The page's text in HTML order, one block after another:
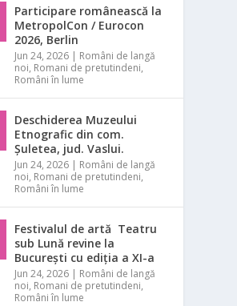
Participare românească la
MetropolCon / Eurocon
2026, Berlin
Jun 24, 2026 | Români de langă
noi, Romani de pretutindeni,
Români în lume
Deschiderea Muzeului
Etnografic din com.
Șuletea, jud. Vaslui.
Jun 24, 2026 | Români de langă
noi, Romani de pretutindeni,
Români în lume
Festivalul de artă Teatru
sub Lună revine la
București cu ediția a XI-a
Jun 24, 2026 | Români de langă
noi, Romani de pretutindeni,
Români în lume